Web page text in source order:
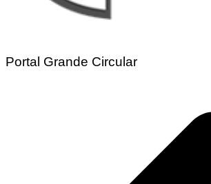
Portal Grande Circular